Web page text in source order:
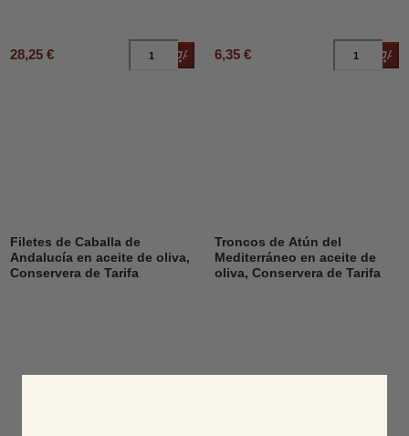
28,25 € Añadir al carrito
6,35 €
Filetes de Caballa de
Andalucía en aceite de oliva,
Conservera de Tarifa
Troncos de Atún del
Mediterráneo en aceite de
oliva, Conservera de Tarifa